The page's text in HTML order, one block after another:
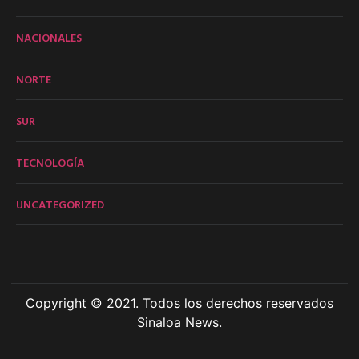
NACIONALES
NORTE
SUR
TECNOLOGÍA
UNCATEGORIZED
Copyright © 2021. Todos los derechos reservados
Sinaloa News.